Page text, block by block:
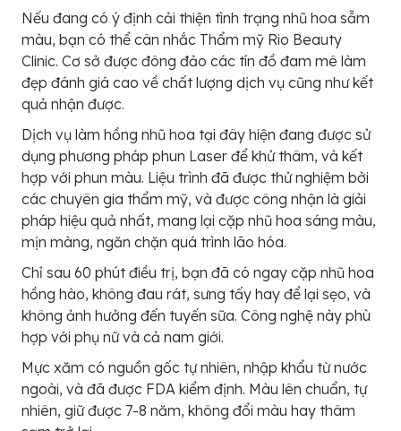
Nếu đang có ý định cải thiện tình trạng nhũ hoa sẫm
màu, bạn có thể cân nhắc Thẩm mỹ Rio Beauty
Clinic. Cơ sở được đông đảo các tín đồ đam mê làm
đẹp đánh giá cao về chất lượng dịch vụ cũng như kết
quả nhận được.
Dịch vụ làm hồng nhũ hoa tại đây hiện đang được sử
dụng phương pháp phun Laser để khử thâm, và kết
hợp với phun màu. Liệu trình đã được thử nghiệm bởi
các chuyên gia thẩm mỹ, và được công nhận là giải
pháp hiệu quả nhất, mang lại cặp nhũ hoa sáng màu,
mịn màng, ngăn chặn quá trình lão hóa.
Chỉ sau 60 phút điều trị, bạn đã có ngay cặp nhũ hoa
hồng hào, không đau rát, sưng tấy hay để lại sẹo, và
không ảnh hưởng đến tuyến sữa. Công nghệ này phù
hợp với phụ nữ và cả nam giới.
Mực xăm có nguồn gốc tự nhiên, nhập khẩu từ nước
ngoài, và đã được FDA kiểm định. Màu lên chuẩn, tự
nhiên, giữ được 7-8 năm, không đổi màu hay thâm